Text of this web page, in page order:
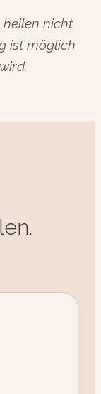
nicht
ist möglich